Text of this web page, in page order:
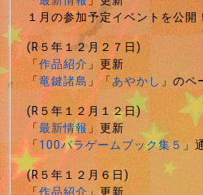
１月の参加予定イベントを公開！
(R５年１２月２７日)
「作品紹介」更新
「竜鍵諸島」「あやかし」のペ
(R５年１２月１２日)
「最新情報」更新
「100パラゲームブック集５ 」
(R５年１２月６日)